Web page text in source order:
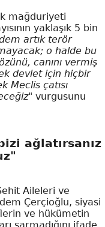
mağduriyeti
yaklaşık 5 bin
artık terör
o halde bu
canını vermiş
devlet için hiçbir
Meclis çatısı
vurgusunu
ağlatırsanız
Aileleri ve
Çerçioğlu, siyasi
ve hükümetin